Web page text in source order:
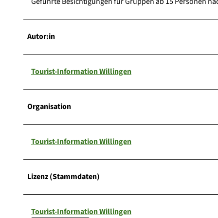
Autor:in
Tourist-Information Willingen
Organisation
Tourist-Information Willingen
Lizenz (Stammdaten)
Tourist-Information Willingen